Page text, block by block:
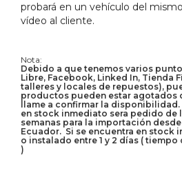
probará en un vehículo del
vídeo al cliente.
Nota:
Debido a que tenemos varios
Libre, Facebook, Linked In, Tienda
talleres y locales de repuestos),
productos pueden estar agotados
llame a confirmar la
en stock inmediato sera pedido de
semanas para la importación
Ecuador. Si se encuentra en stock
o instalado entre 1 y 2 días (
)